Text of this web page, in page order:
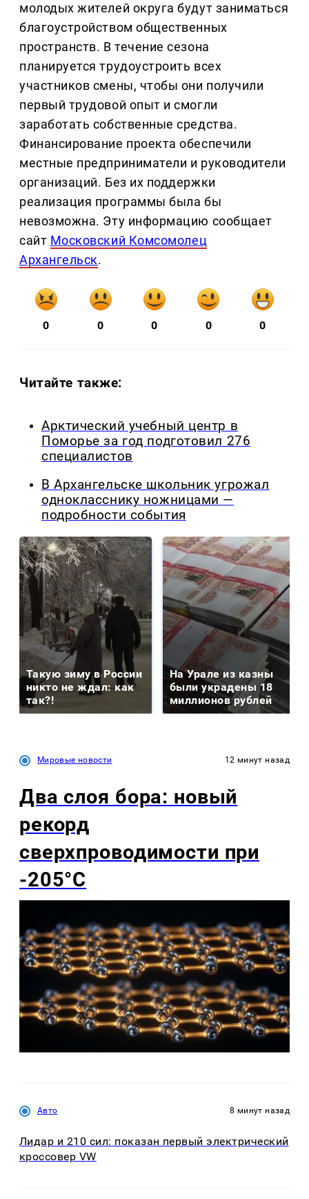
молодых жителей округа будут заниматься
благоустройством общественных
пространств. В течение сезона
планируется трудоустроить всех
участников смены, чтобы они получили
первый трудовой опыт и смогли
заработать собственные средства.
Финансирование проекта обеспечили
местные предприниматели и руководители
организаций. Без их поддержки
реализация программы была бы
невозможна. Эту информацию сообщает
сайт Московский Комсомолец
Архангельск.
0 0 0 0 0
Читайте также:
Арктический учебный центр в
Поморье за год подготовил 276
специалистов
В Архангельске школьник угрожал
однокласснику ножницами —
подробности события
Такую зиму в России
никто не ждал: как
так?!
На Урале из казны
были украдены 18
миллионов рублей
Мировые новости 12 минут назад
Два слоя бора: новый
рекорд
сверхпроводимости при
-205°C
Авто 8 минут назад
Лидар и 210 сил: показан первый электрический
кроссовер VW